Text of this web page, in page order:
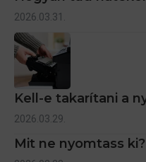
2026.03.31.
Kell-e takarítani a
2026.03.29.
Mit ne nyomtass ki?